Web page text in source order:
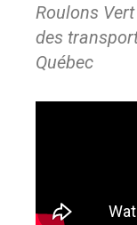
Roulons
des
Québec